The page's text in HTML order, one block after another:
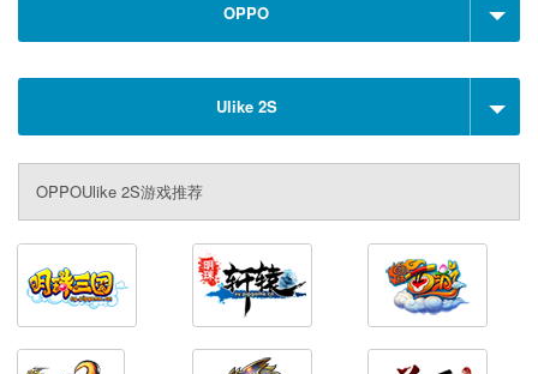
OPPO
Ulike 2S
OPPOUlike 2S游戏推荐